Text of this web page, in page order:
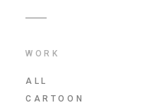
WORK
ALL
CARTOON